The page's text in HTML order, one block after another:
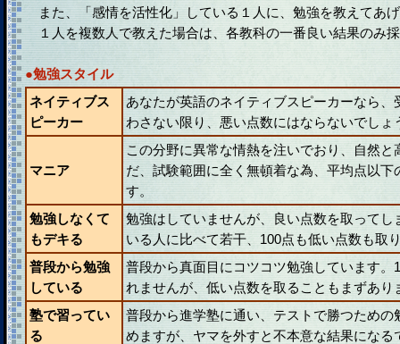
また、「感情を活性化」している１人に、勉強を教えてあ
１人を複数人で教えた場合は、各教科の一番良い結果のみ
●勉強スタイル
ネイティブス
ピーカー
あなたが英語のネイティブスピーカーなら
わさない限り、悪い点数にはならないでしょ
マニア
この分野に異常な情熱を注いでおり、自然
だ、試験範囲に全く無頓着な為、平均点以
す。
勉強しなくて
もデキる
勉強はしていませんが、良い点数を取って
いる人に比べて若干、100点も低い点数も取
普段から勉強
している
普段から真面目にコツコツ勉強しています。
れませんが、低い点数を取ることもまずあり
塾で習ってい
る
普段から進学塾に通い、テストで勝つため
めますが、ヤマを外すと不本意な結果になる